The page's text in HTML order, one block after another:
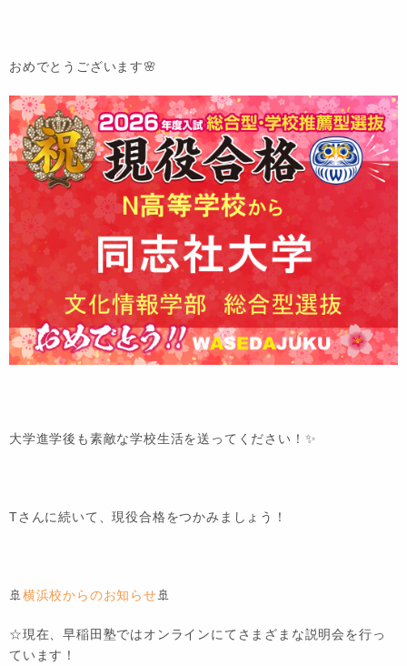
おめでとうございます🌸
大学進学後も素敵な学校生活を送ってください！✨
Tさんに続いて、現役合格をつかみましょう！
🚢 横浜校からのお知らせ🚢
☆現在、早稲田塾ではオンラインにてさまざまな説明会を行っ
ています！